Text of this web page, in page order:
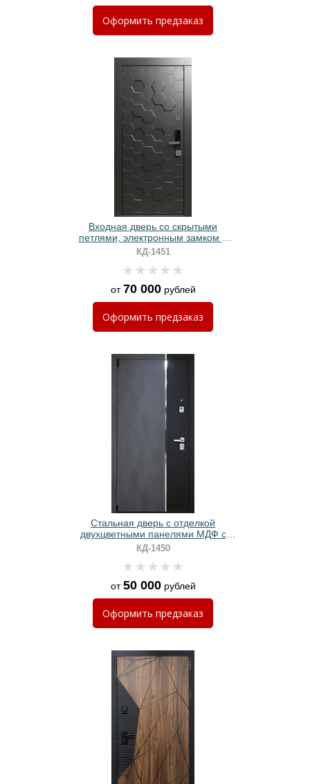
Оформить предзаказ
Входная дверь со скрытыми
петлями, электронным замком и
панелями МДФ с 3D фрезеровкой
КД-1451
от70 000рублей
Оформить предзаказ
Стальная дверь с отделкой
двухцветными панелями МДФ с
хромированной вертикальной
полоской
КД-1450
от50 000рублей
Оформить предзаказ